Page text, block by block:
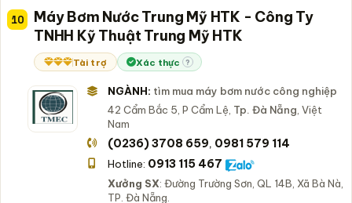
10
Máy Bơm Nước Trung Mỹ HTK - Công Ty
TNHH Kỹ Thuật Trung Mỹ HTK
Tài trợ Xác thực ?
NGÀNH: tìm mua máy bơm nước công nghiệp
42 Cẩm Bắc 5, P Cẩm Lệ, Tp. Đà Nẵng, Việt
Nam
(0236) 3708 659, 0981 579 114
Hotline: 0913 115 467
Xưởng SX: Đường Trường Sơn, QL 14B, Xã Bà Nà,
TP. Đà Nẵng.